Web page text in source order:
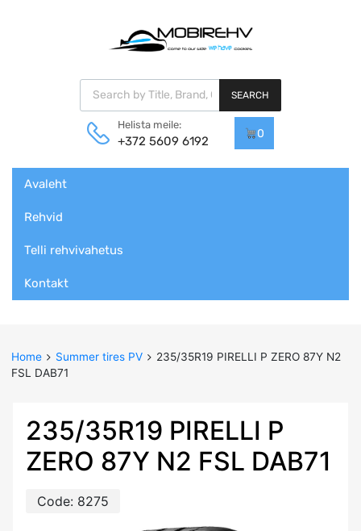
Products search
SEARCH
Helista meile:
+372 5609 6192
0
content
Avaleht
Rehvid
Telli rehvivahetus
Kontakt
Home Summer tires PV
235/35R19 PIRELLI P ZERO 87Y N2
FSL DAB71
235/35R19 PIRELLI P
ZERO 87Y N2 FSL DAB71
Code: 8275